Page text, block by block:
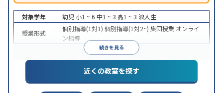
続きを見る
対象学年 幼児 小1 ~ 6 中1 ~ 3 高1 ~ 3 浪人生
授業形式
個別指導(1対1) 個別指導(1対2~) 集団授業 オンライ
ン指導
近くの教室を探す